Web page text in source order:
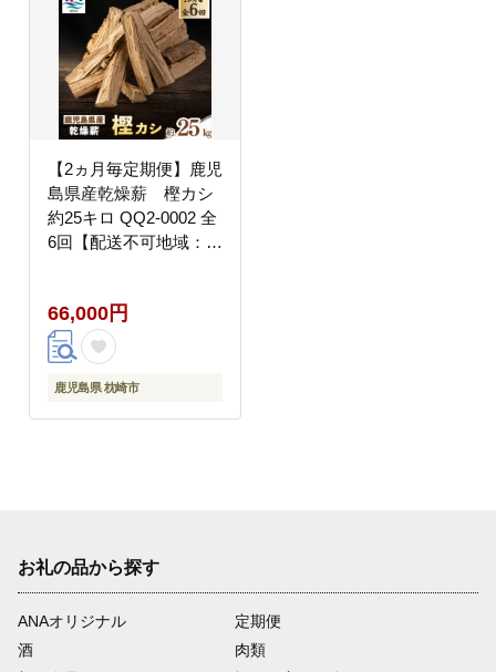
【2ヵ月毎定期便】鹿児
島県産乾燥薪 樫カシ
約25キロ QQ2-0002 全
6回【配送不可地域：離
66,000円
鹿児島県 枕崎市
お礼の品から探す
ANAオリジナル
定期便
酒
肉類